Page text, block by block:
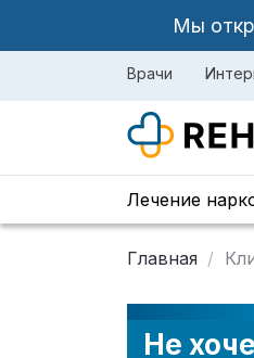
Мы
Врачи
Лечение
Главная
Не